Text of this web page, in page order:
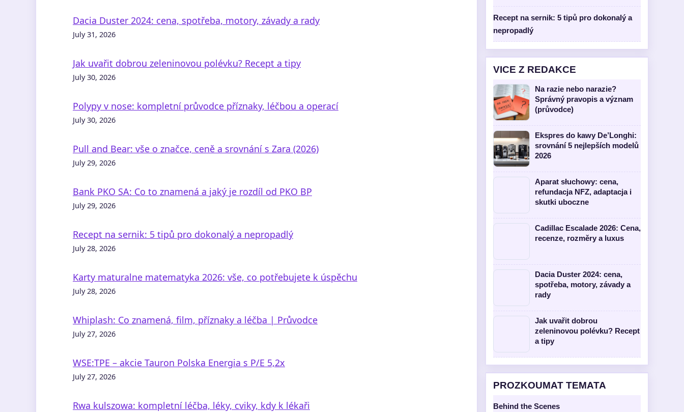
Dacia Duster 2024: cena, spotřeba, motory, závady a rady
July 31, 2026
Jak uvařit dobrou zeleninovou polévku? Recept a tipy
July 30, 2026
Polypy v nose: kompletní průvodce příznaky, léčbou a operací
July 30, 2026
Pull and Bear: vše o značce, ceně a srovnání s Zara (2026)
July 29, 2026
Bank PKO SA: Co to znamená a jaký je rozdíl od PKO BP
July 29, 2026
Recept na sernik: 5 tipů pro dokonalý a nepropadlý
July 28, 2026
Karty maturalne matematyka 2026: vše, co potřebujete k úspěchu
July 28, 2026
Whiplash: Co znamená, film, příznaky a léčba | Průvodce
July 27, 2026
WSE:TPE – akcie Tauron Polska Energia s P/E 5,2x
July 27, 2026
Rwa kulszowa: kompletní léčba, léky, cviky, kdy k lékaři
Recept na sernik: 5 tipů pro dokonalý a
nepropadlý
VICE Z REDAKCE
Na razie nebo narazie?
Správný pravopis a význam
(průvodce)
Ekspres do kawy De’Longhi:
srovnání 5 nejlepších modelů
2026
Aparat słuchowy: cena,
refundacja NFZ, adaptacja i
skutki uboczne
Cadillac Escalade 2026: Cena,
recenze, rozměry a luxus
Dacia Duster 2024: cena,
spotřeba, motory, závady a
rady
Jak uvařit dobrou
zeleninovou polévku? Recept
a tipy
PROZKOUMAT TEMATA
Behind the Scenes